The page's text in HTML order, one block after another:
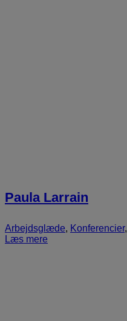
Paula Larrain
Arbejdsglæde, Konferencier,
Læs mere